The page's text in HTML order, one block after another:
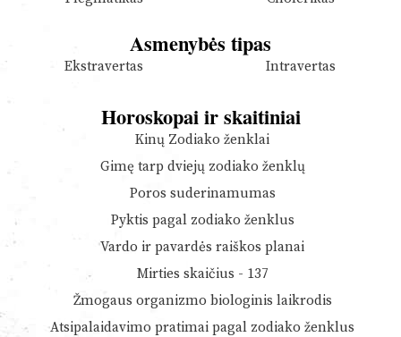
Asmenybės tipas
Ekstravertas Intravertas
Horoskopai ir skaitiniai
Kinų Zodiako ženklai
Gimę tarp dviejų zodiako ženklų
Poros suderinamumas
Pyktis pagal zodiako ženklus
Vardo ir pavardės raiškos planai
Mirties skaičius - 137
Žmogaus organizmo biologinis laikrodis
Atsipalaidavimo pratimai pagal zodiako ženklus